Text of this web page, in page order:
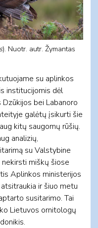
). Nuotr. autr. Žymantas
su aplinkos
institucijomis dėl
bei Labanoro
galėtų įsikurti šie
kitų saugomų rūšių.
analizių,
su Valstybine
miškų šiose
Aplinkos ministerijos
ir šiuo metu
susitarimo. Tai
Lietuvos ornitologų